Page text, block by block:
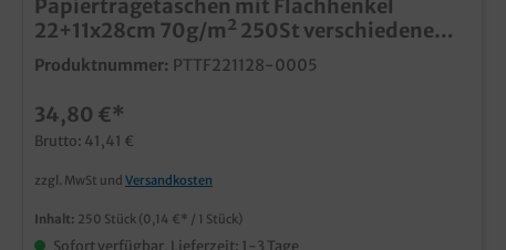
Papiertragetaschen mit Flachhenkel
22+11x28cm 70g/m² 250St verschiedene
Farben zur Auswahl
Produktnummer: PTTF221128-0005
34,80 €*
Brutto: 41,41 €
zzgl. MwSt und Versandkosten
Inhalt: 250 Stück (0,14 €* / 1 Stück)
Sofort verfügbar, Lieferzeit: 1-3 Tage